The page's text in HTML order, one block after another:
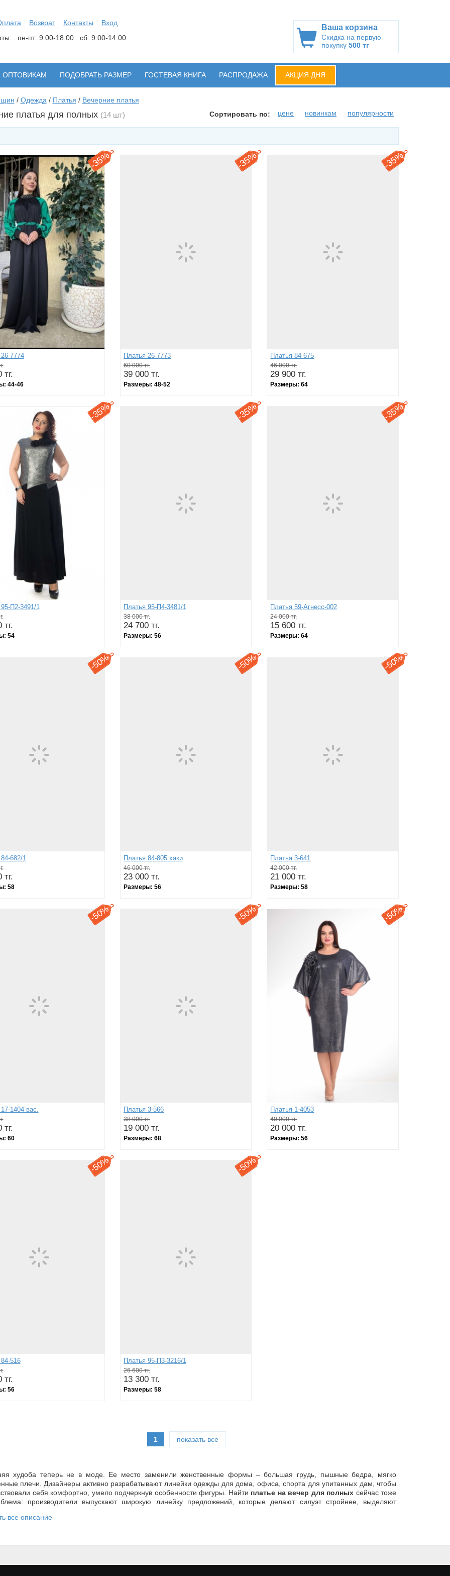
Возврат Контакты
Вход
пн-пт: 9:00-18:00 сб: 9:00-14:00
Ваша корзина
Скидка на первую
покупку 500 тг
ОПТОВИКАМ ПОДОБРАТЬ РАЗМЕР ГОСТЕВАЯ КНИГА РАСПРОДАЖА АКЦИЯ ДНЯ
/ Одежда / Платья / Вечерние платья
платья для полных (14 шт) Сортировать по: цене новинкам популярности
-
35%
7774
тг.
44-46
-
35%
Платья 26-7773
60 000 тг.
39 000 тг.
Размеры: 48-52
-
35%
Платья 84-675
46 000 тг.
29 900 тг.
Размеры:64
-
35%
П2-3491/1
тг.
54
-
35%
Платья 95-П4-3481/1
38 000 тг.
24 700 тг.
Размеры: 56
-
35%
Платья 59-Агнесс-002
24 000 тг.
15 600 тг.
Размеры:64
-
50%
682/1
тг.
58
-
50%
Платья 84-805 хаки
46 000 тг.
23 000 тг.
Размеры: 56
-
50%
Платья 3-641
42 000 тг.
21 000 тг.
Размеры:58
-
50%
1404 вас.
тг.
60
-
50%
Платья 3-566
38 000 тг.
19 000 тг.
Размеры: 68
-
50%
Платья 1-4053
40 000 тг.
20 000 тг.
Размеры:56
-
50%
516
тг.
56
-
50%
Платья 95-П3-3216/1
26 600 тг.
13 300 тг.
Размеры: 58
1 показать все
худоба теперь не в моде. Ее место заменили женственные формы – большая грудь, пышные бедра, мягко
плечи. Дизайнеры активно разрабатывают линейки одежды для дома, офиса, спорта для упитанных дам, чтобы
себя комфортно, умело подчеркнув особенности фигуры. Найти платье на вечер для полных сейчас тоже
производители выпускают широкую линейку предложений, которые делают силуэт стройнее, выделяют
все описание